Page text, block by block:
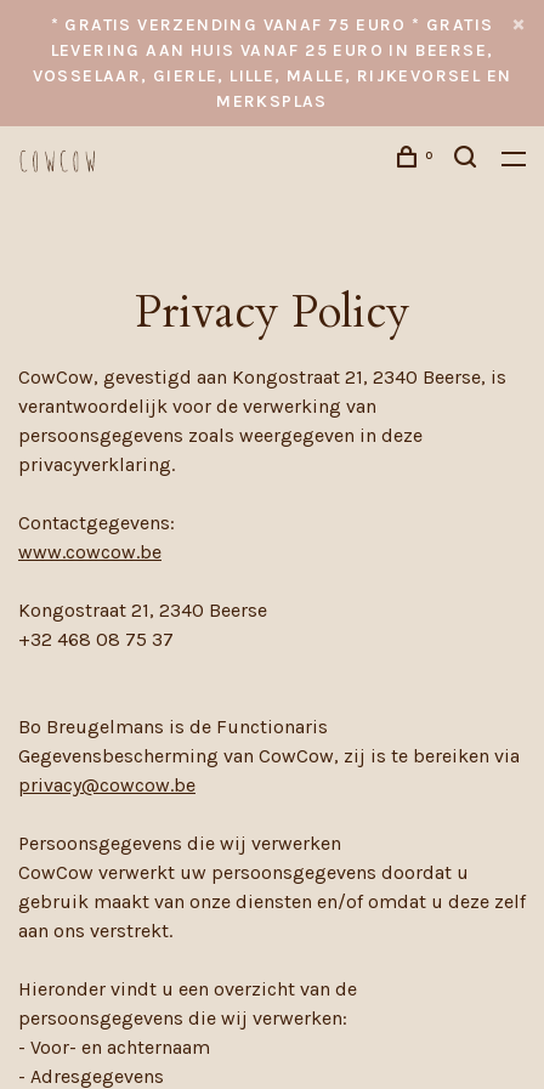
* GRATIS VERZENDING VANAF 75 EURO * GRATIS
LEVERING AAN HUIS VANAF 25 EURO IN BEERSE,
VOSSELAAR, GIERLE, LILLE, MALLE, RIJKEVORSEL EN
MERKSPLAS
0
Privacy Policy
CowCow, gevestigd aan Kongostraat 21, 2340 Beerse, is
verantwoordelijk voor de verwerking van
persoonsgegevens zoals weergegeven in deze
privacyverklaring.
Contactgegevens:
www.cowcow.be
Kongostraat 21, 2340 Beerse
+32 468 08 75 37
Bo Breugelmans is de Functionaris
Gegevensbescherming van CowCow, zij is te bereiken via
privacy@cowcow.be
Persoonsgegevens die wij verwerken
CowCow verwerkt uw persoonsgegevens doordat u
gebruik maakt van onze diensten en/of omdat u deze zelf
aan ons verstrekt.
Hieronder vindt u een overzicht van de
persoonsgegevens die wij verwerken:
- Voor- en achternaam
- Adresgegevens